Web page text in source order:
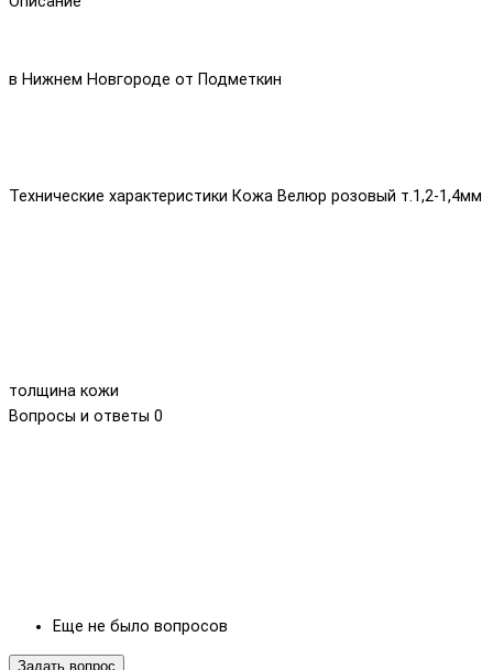
в Нижнем Новгороде от Подметкин
Технические характеристики Кожа Велюр розовый т.1,2-1,4мм
толщина кожи
Вопросы и ответы 0
Еще не было вопросов
Задать вопрос